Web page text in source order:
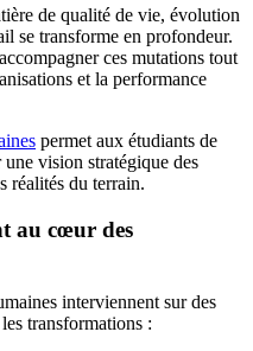
de qualité de vie, évolution
se transforme en profondeur.
ces mutations tout
et la performance
permet aux étudiants de
vision stratégique des
réalités du terrain.
au cœur des
interviennent sur des
transformations :